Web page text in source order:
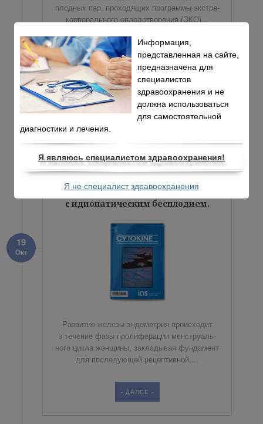
плод­ных пар, про­хо­дя­щих про­грам­мы экс­тра­
кор­по­раль­но­го опло­до­тво­ре­ния (ЭКО)...
- ДАЛЕЕ -
МЕЖДУНАРОДНЫЕ НАУЧНЫЕ ИЗДАНИЯ
Фаза пролиферации лежит
в основе эндометриального
развития: изменение профиля
жидкости у женщин
с идиопатическим бесплодием.
19
Окт
Раз­ви­тие же­ле­зы эн­до­мет­рия про­ис­хо­дит
в те­че­ние фа­зы про­ли­фе­ра­ции мен­стру­аль­
но­го цик­ла жен­щи­ны, за­кла­ды­вая фун­да­мент
для по­сле­ду­ю­щей ре­цеп­тив­ной,...
- ДАЛЕЕ -
Информация,
представленная на сайте,
предназначена для
специалистов
здравоохранения и не
должна использоваться
для самостоятельной
диагностики и лечения.
Я являюсь специалистом здравоохранения!
Я не специалист здравоохранения